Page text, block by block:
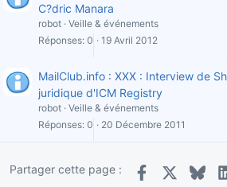
C?dric Manara
robot Veille & événements
Réponses 0 19 Avril 2012
MailClub.info : XXX : Interview de
juridique d'ICM Registry
robot Veille & événements
Réponses 0 20 Décembre 2011
Partager cette page :
Facebook
X